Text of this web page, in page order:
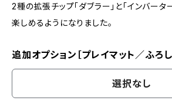
2種の拡張チップ「ダブラー」と「インバータ
楽しめるようになりました。
追加オプション［プレイマット／ふろし
選択なし